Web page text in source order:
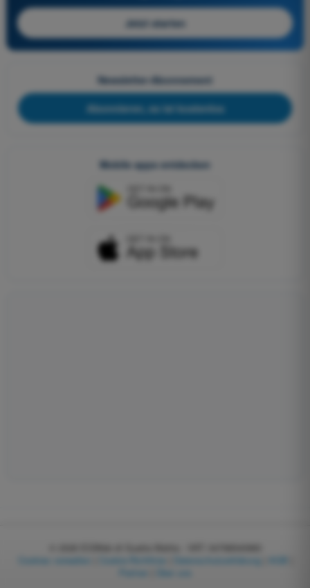
Jetzt starten
Newsletter-Abonnement
Abonnieren, es ist kostenlos
Mobile apps entdecken
Cookies verwalten
Datenschutzerklärung